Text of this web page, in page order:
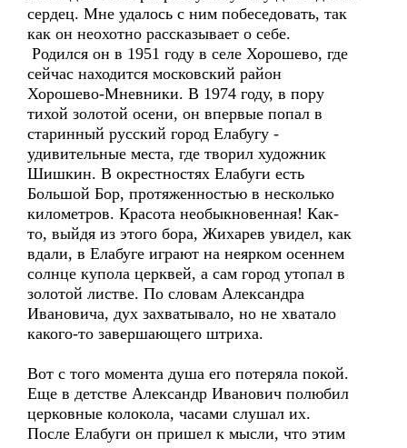
сердец. Мне удалось с ним побеседовать, так
как он неохотно рассказывает о себе.
Родился он в 1951 году в селе Хорошево, где
сейчас находится московский район
Хорошево-Мневники. В 1974 году, в пору
тихой золотой осени, он впервые попал в
старинный русский город Елабугу -
удивительные места, где творил художник
Шишкин. В окрестностях Елабуги есть
Большой Бор, протяженностью в несколько
километров. Красота необыкновенная! Как-
то, выйдя из этого бора, Жихарев увидел, как
вдали, в Елабуге играют на неярком осеннем
солнце купола церквей, а сам город утопал в
золотой листве. По словам Александра
Ивановича, дух захватывало, но не хватало
какого-то завершающего штриха.
Вот с того момента душа его потеряла покой.
Еще в детстве Александр Иванович полюбил
церковные колокола, часами слушал их.
После Елабуги он пришел к мысли, что этим